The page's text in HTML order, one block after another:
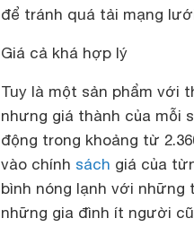
để tránh quá tải mạng
Giá cả khá hợp lý
Tuy là một sản phẩm với
nhưng giá thành của mỗi
động trong khoảng từ
vào chính sách giá của
bình nóng lạnh với những
những gia đình ít người